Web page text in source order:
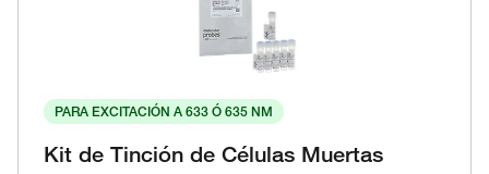
PARA EXCITACIÓN A 633 Ó 635 NM
Kit de Tinción de Células Muertas